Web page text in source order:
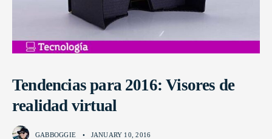
Tendencias para 2016: Visores de
realidad virtual
GABBOGGIE • JANUARY 10, 2016